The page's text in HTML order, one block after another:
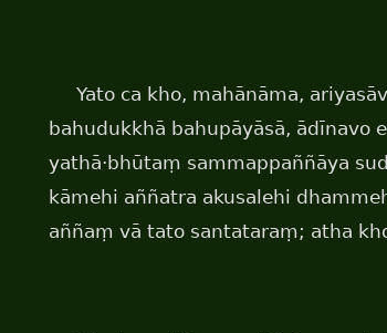
Yato ca kho, mahānāma,
bahudukkhā bahupāyāsā, ādīnavo
yathā·bhūtaṃ sammappaññāya
kāmehi aññatra akusalehi
aññaṃ vā tato santataraṃ; atha